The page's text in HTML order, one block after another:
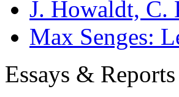
J. Howaldt, C.
Max Senges:
Essays & Reports